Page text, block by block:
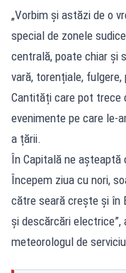
„Vorbim și astăzi de o
special de zonele
centrală, poate chiar și
vară, torențiale,
Cantități care pot trece
evenimente pe care le-
a țării.
În Capitală ne
Începem ziua cu nori,
către seară crește și în
și descărcări electrice”,
meteorologul de